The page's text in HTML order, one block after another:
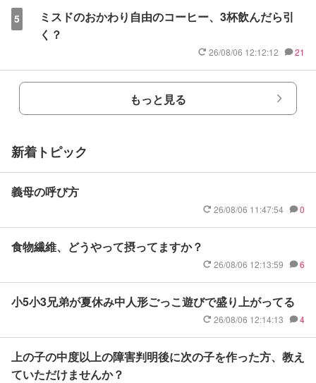
5
ミスドのおかわり自由のコーヒー、3杯飲んだら引
く？
26/08/06 12:12:12 21
もっと見る
新着トピック
義母の呼び方
26/08/06 11:47:54 0
食物繊維、どうやって摂ってますか？
26/08/06 12:13:59 6
小5小3兄弟が夏休み中人形ごっこ遊びで盛り上がってる
26/08/06 12:14:13 4
上の子の中度以上の障害判明後に次の子を作った方、教え
ていただけませんか？